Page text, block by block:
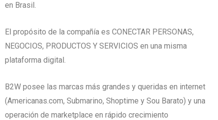
en Brasil.
El propósito de la compañía es CONECTAR PERSONAS,
NEGOCIOS, PRODUCTOS Y SERVICIOS en una misma
plataforma digital.
B2W posee las marcas más grandes y queridas en internet
(Americanas.com, Submarino, Shoptime y Sou Barato) y una
operación de marketplace en rápido crecimiento